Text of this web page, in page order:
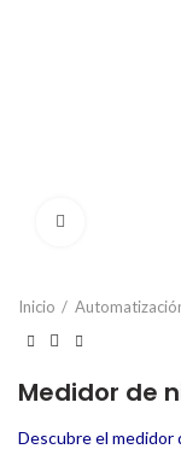
Inicio
Medidor de
Descubre el medidor